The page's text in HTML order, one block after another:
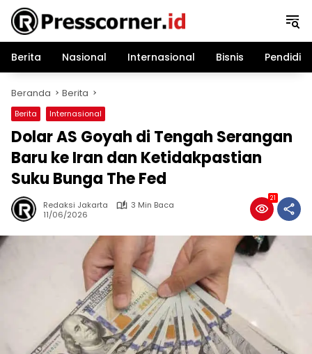
Langsung
konten
Berita
Nasional Internasional Bisnis
Beranda Berita
Berita Internasional
Dolar AS Goyah di Tengah Serangan
Baru ke Iran dan Ketidakpastian
Suku Bunga The Fed
Redaksi Jakarta
3 Min Baca
11/06/2026
21